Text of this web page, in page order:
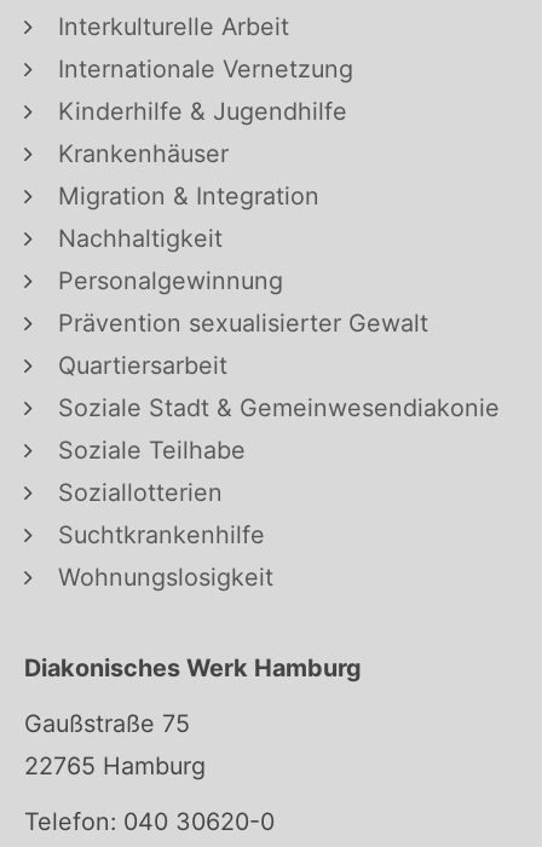
Interkulturelle Arbeit
Internationale Vernetzung
Kinderhilfe & Jugendhilfe
Krankenhäuser
Migration & Integration
Nachhaltigkeit
Personalgewinnung
Prävention sexualisierter Gewalt
Quartiersarbeit
Soziale Stadt & Gemeinwesendiakonie
Soziale Teilhabe
Soziallotterien
Suchtkrankenhilfe
Wohnungslosigkeit
Diakonisches Werk Hamburg
Gaußstraße 75
22765 Hamburg
Telefon: 040 30620-0